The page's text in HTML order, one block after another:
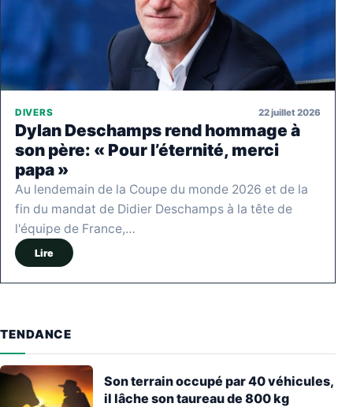
DIVERS 22 juillet 2026
Dylan Deschamps rend hommage à
son père: « Pour l’éternité, merci
papa »
Au lendemain de la Coupe du monde 2026 et de la
fin du mandat de Didier Deschamps à la tête de
l'équipe de France,…
Lire
TENDANCE
Son terrain occupé par 40 véhicules,
il lâche son taureau de 800 kg